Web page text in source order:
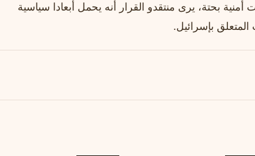
أمنية بحتة، يرى منتقدو القرار أنه يحمل أبعادا سياسية
بإسرائيل.